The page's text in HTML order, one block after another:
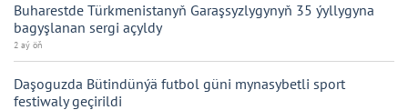
Buharestde Türkmenistanyň Garaşsyzlygynyň 35 ýyllygyna
bagyşlanan sergi açyldy
2 aý öň
Daşoguzda Bütindünýä futbol güni mynasybetli sport
festiwaly geçirildi